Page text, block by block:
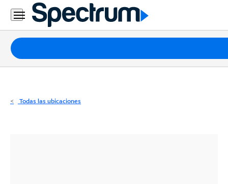
Residencial
Business
Paquetes
Internet
Todas las ubicaciones